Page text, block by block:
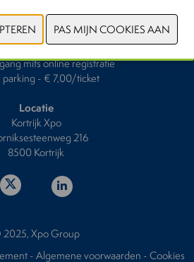
Tickets & Prijs
voor professionelen
mits online registratie
parking - € 7,00/ticket
Locatie
Kortrijk Xpo
216
8500 Kortrijk
Xpo Group
-Algemene voorwaarden -Cookies